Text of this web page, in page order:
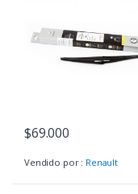
$69.000
Vendido por : Renault